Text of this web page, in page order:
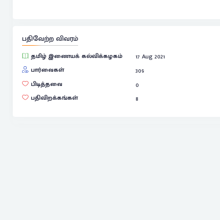
பதிவேற்ற விவரம்
தமிழ் இணையக் கல்விக்கழகம்
17 Aug 2021
பார்வைகள்
309
பிடித்தவை
0
பதிவிறக்கங்கள்
8